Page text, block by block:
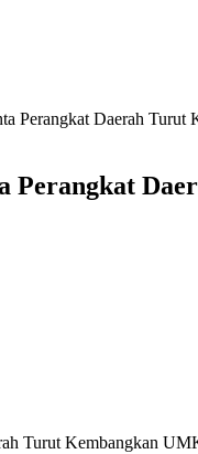
Perangkat Daerah
Perangkat
Turut Kembangkan